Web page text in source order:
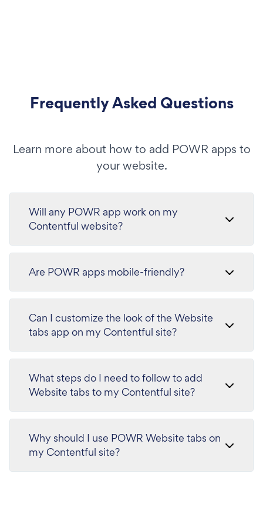
Frequently Asked Questions
Learn more about how to add POWR apps to
your website.
Will any POWR app work on my
Contentful website?
Are POWR apps mobile-friendly?
Can I customize the look of the Website
tabs app on my Contentful site?
What steps do I need to follow to add
Website tabs to my Contentful site?
Why should I use POWR Website tabs on
my Contentful site?